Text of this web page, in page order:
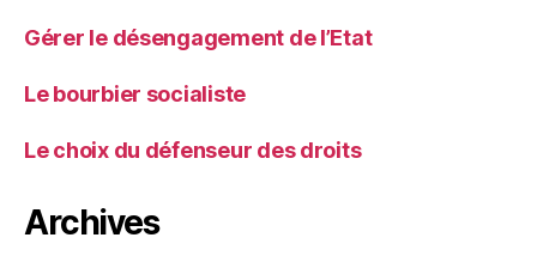
Gérer le désengagement de l’Etat
Le bourbier socialiste
Le choix du défenseur des droits
Archives